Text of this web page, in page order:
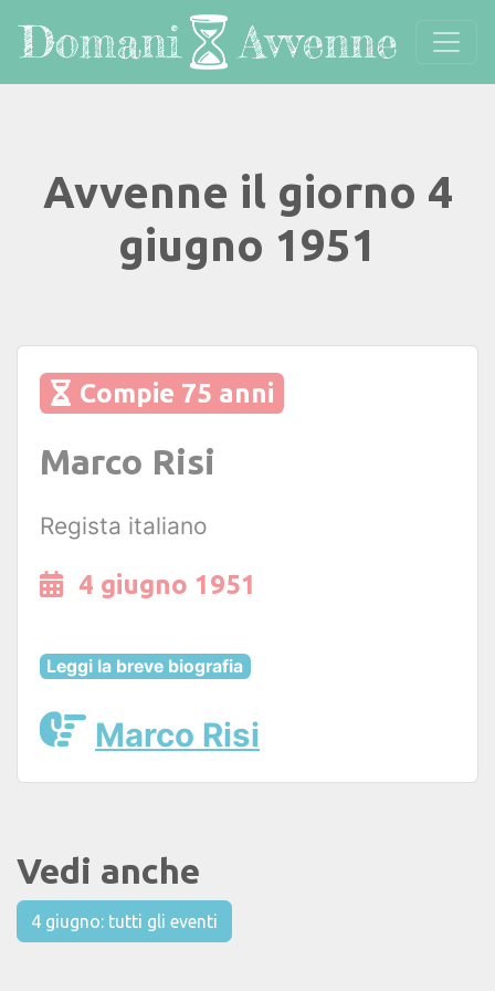
Avvenne il giorno 4
giugno 1951
Compie 75 anni
Marco Risi
Regista italiano
4 giugno 1951
Leggi la breve biografia
Marco Risi
Vedi anche
4 giugno: tutti gli eventi